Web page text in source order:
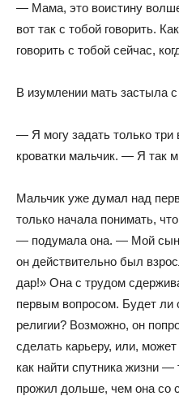
— Мама, это воистину
вот так с тобой говорить.
говорить с тобой сейчас,
В изумлении мать застыла
— Я могу задать только
кроватки мальчик. — Я так
Мальчик уже думал над
только начала понимать,
— подумала она. — Мой сын
он действительно был
дар!» Она с трудом
первым вопросом. Будет ли
религии? Возможно, он
сделать карьеру, или,
как найти спутника жизни
прожил дольше, чем она со